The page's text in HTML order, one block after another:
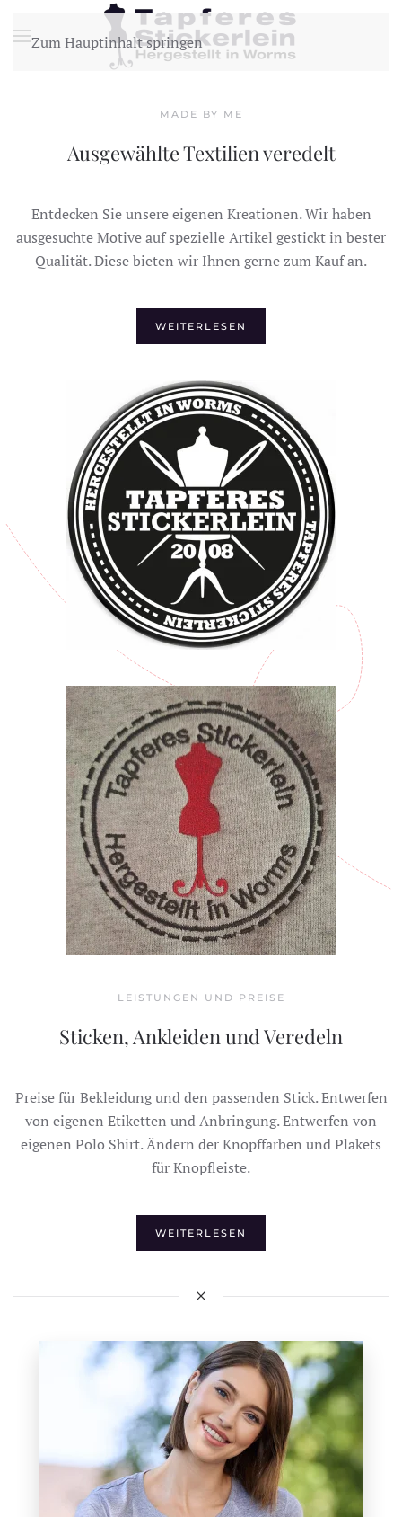
Zum Hauptinhalt springen
MADE BY ME
Ausgewählte Textilien veredelt
Entdecken Sie unsere eigenen Kreationen. Wir haben
ausgesuchte Motive auf spezielle Artikel gestickt in bester
Qualität. Diese bieten wir Ihnen gerne zum Kauf an.
WEITERLESEN
LEISTUNGEN UND PREISE
Sticken, Ankleiden und Veredeln
Preise für Bekleidung und den passenden Stick. Entwerfen
von eigenen Etiketten und Anbringung. Entwerfen von
eigenen Polo Shirt. Ändern der Knopffarben und Plakets
für Knopfleiste.
WEITERLESEN